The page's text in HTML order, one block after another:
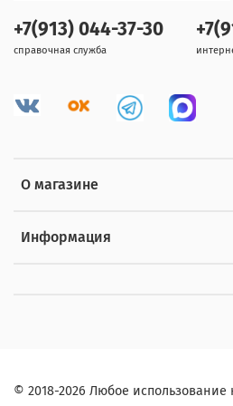
О магазине
Информация
+7(913) 044-37-30
справочная служба
© 2018-2026 Любое использование